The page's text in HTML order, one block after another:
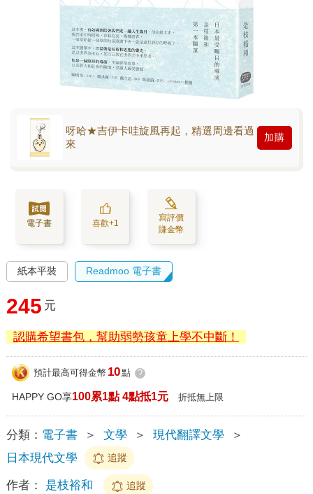
呀哈★吉伊卡哇旋風再起，精選周邊看過
來
加購
電子書 喜歡+1
寫評價
賺金幣
紙本平裝 Readmoo 電子書
245 元
認購希望書包，幫助弱勢孩童上學不中斷！
預計最高可得金幣 10點 ?
HAPPY GO享100累1點 4點抵1元 折抵無上限
分類： 電子書 ＞ 文學 ＞ 現代翻譯文學
＞
日本現代文學
追蹤
作者： 是枝裕和 追蹤